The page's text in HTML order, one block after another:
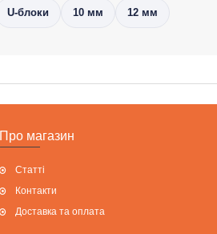
U-блоки 10 мм 12 мм
Про магазин
Статті
Контакти
Доставка та оплата